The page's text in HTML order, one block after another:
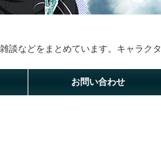
談などをまとめています。キャラクタ
お問い合わせ